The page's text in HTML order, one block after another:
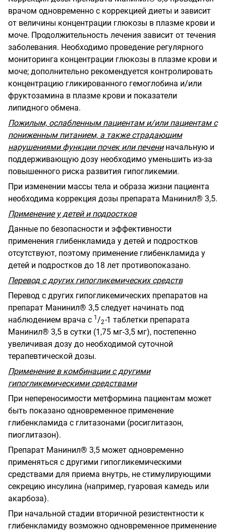
врачом одновременно с коррекцией диеты и зависит
от величины концентрации глюкозы в плазме крови и
моче. Продолжительность лечения зависит от течения
заболевания. Необходимо проведение регулярного
мониторинга концентрации глюкозы в плазме крови и
моче; дополнительно рекомендуется контролировать
концентрацию гликированного гемоглобина и/или
фруктозамина в плазме крови и показатели
липидного обмена.
Пожилым, ослабленным пациентам и/или пациентам с
пониженным питанием, а также страдающим
нарушениями функции почек или печениначальную и
поддерживающую дозу необходимо уменьшить из-за
повышенного риска развития гипогликемии.
При изменении массы тела и образа жизни пациента
необходима коррекция дозы препарата Манинил® 3,5.
Применение у детей и подростков
Данные по безопасности и эффективности
применения глибенкламида у детей и подростков
отсутствуют, поэтому применение глибенкламида у
детей и подростков до 18 лет противопоказано.
Перевод с других гипогликемических средств
Перевод с других гипогликемических препаратов на
препарат Манинил® 3,5 следует начинать под
наблюдением врача с 1 /2-1 таблетки препарата
Манинил® 3,5 в сутки (1,75 мг-3,5 мг), постепенно
увеличивая дозу до необходимой суточной
терапевтической дозы.
Применение в комбинации с другими
гипогликемическими средствами
При непереносимости метформина пациентам может
быть показано одновременное применение
глибенкламида с глитазонами (росиглитазон,
пиоглитазон).
Препарат Манинил® 3,5 может одновременно
применяться с другими гипогликемическими
средствами для приема внутрь, не стимулирующими
секрецию инсулина (например, гуаровая камедь или
акарбоза).
При начальной стадии вторичной резистентности к
глибенкламиду возможно одновременное применение